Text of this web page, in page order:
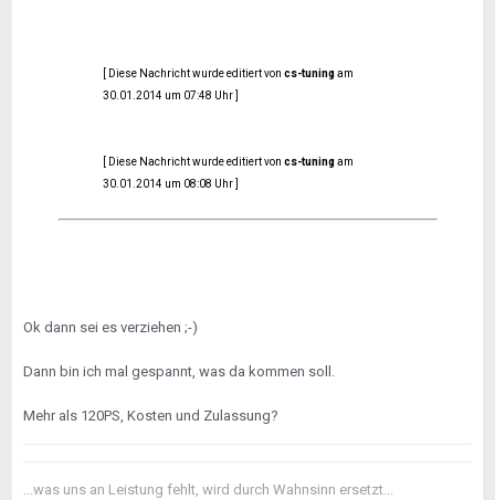
[ Diese Nachricht wurde editiert von cs-tuningam
30.01.2014 um 07:48 Uhr ]
[ Diese Nachricht wurde editiert von cs-tuningam
30.01.2014 um 08:08 Uhr ]
Ok dann sei es verziehen ;-)
Dann bin ich mal gespannt, was da kommen soll.
Mehr als 120PS, Kosten und Zulassung?
...was uns an Leistung fehlt, wird durch Wahnsinn ersetzt...